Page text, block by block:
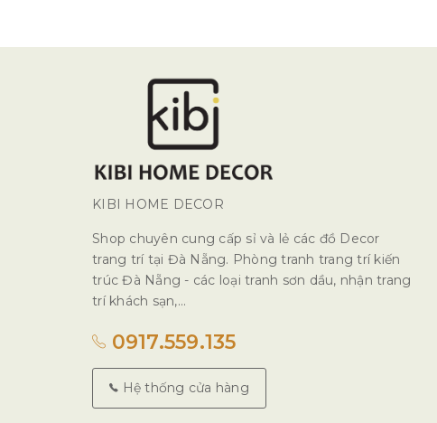
KIBI HOME DECOR
Shop chuyên cung cấp sỉ và lẻ các đồ Decor
trang trí tại Đà Nẵng. Phòng tranh trang trí kiến
trúc Đà Nẵng - các loại tranh sơn dầu, nhận trang
trí khách sạn,...
0917.559.135
Hệ thống cửa hàng